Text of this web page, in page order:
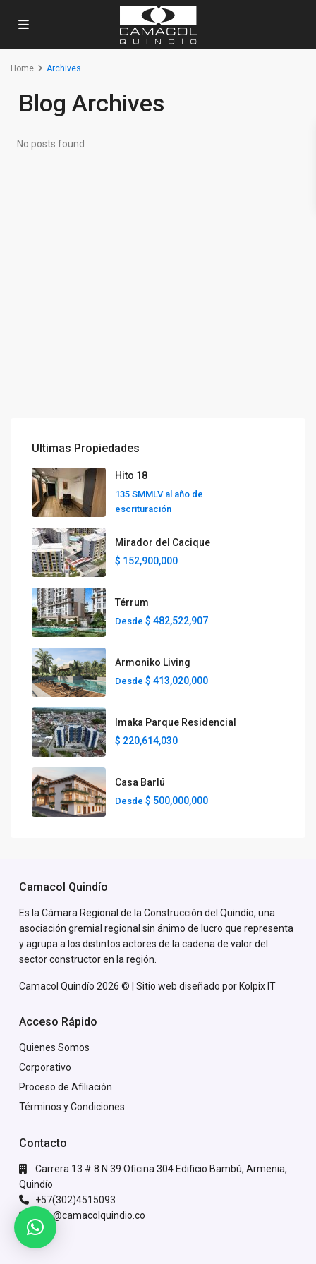
Home Archives
Blog Archives
No posts found
Ultimas Propiedades
Hito 18
135 SMMLV al año de
escrituración
Mirador del Cacique
$ 152,900,000
Térrum
Desde $ 482,522,907
Armoniko Living
Desde $ 413,020,000
Imaka Parque Residencial
$ 220,614,030
Casa Barlú
Desde $ 500,000,000
Camacol Quindío
Es la Cámara Regional de la Construcción del Quindío, una
asociación gremial regional sin ánimo de lucro que representa
y agrupa a los distintos actores de la cadena de valor del
sector constructor en la región.
Camacol Quindío 2026 © | Sitio web diseñado por Kolpix IT
Acceso Rápido
Quienes Somos
Corporativo
Proceso de Afiliación
Términos y Condiciones
Contacto
Carrera 13 # 8 N 39 Oficina 304 Edificio Bambú, Armenia,
Quindío
+57(302)4515093
info@camacolquindio.co